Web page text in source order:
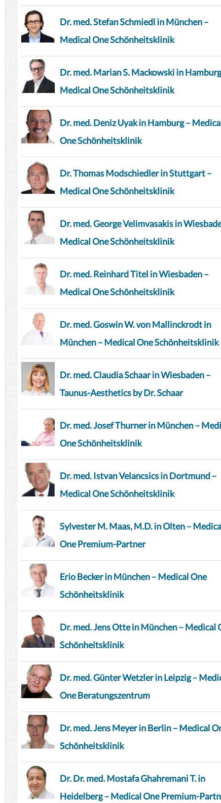
Dr. med. Stefan Schmiedl in München –
Medical One Schönheitsklinik
Dr. med. Marian S. Mackowski in
Medical One Schönheitsklinik
Dr. med. Deniz Uyak in Hamburg –
One Schönheitsklinik
Dr. Thomas Modschiedler in Stuttgart –
Medical One Schönheitsklinik
Dr. med. George Velimvasakis in
Medical One Schönheitsklinik
Dr. med. Reinhard Titel in Wiesbaden –
Medical One Schönheitsklinik
Dr. med. Goswin W. von Mallinckrodt in
München – Medical One Schönheitsklinik
Dr. med. Claudia Schaar in Wiesbaden –
Taunus-Aesthetics by Dr. Schaar
Dr. med. Josef Thurner in München –
One Schönheitsklinik
Dr. med. Istvan Velancsics in Dortmund –
Medical One Schönheitsklinik
Sylvester M. Maas, M.D. in Olten –
One Premium-Partner
Erio Becker in München – Medical One
Schönheitsklinik
Dr. med. Jens Otte in München – Medical
Schönheitsklinik
Dr. med. Günter Wetzler in Leipzig –
One Beratungszentrum
Dr. med. Jens Meyer in Berlin – Medical
Schönheitsklinik
Dr. Dr. med. Mostafa Ghahremani T. in
Heidelberg – Medical One Premium-